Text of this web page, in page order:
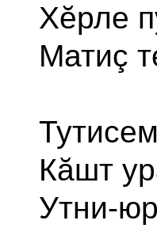
Хĕрле
Матиç
Кăшт
Утни-